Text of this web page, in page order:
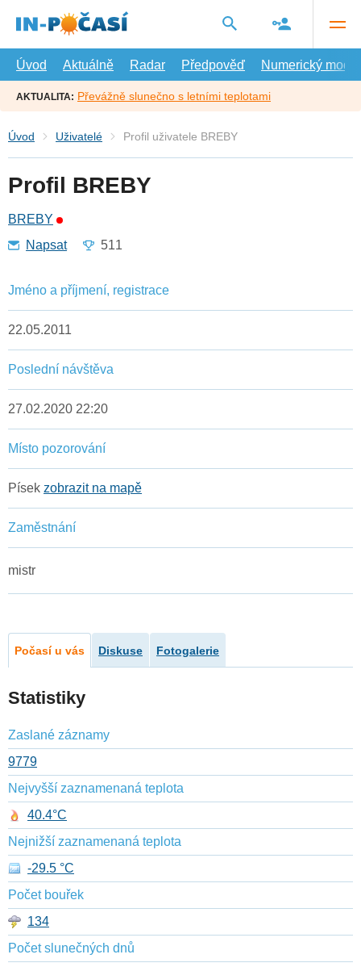
hlavní
Úvod
Aktuálně Radar Předpověď Numerický model
AKTUALITA: Převážně slunečno s letními teplotami
Úvod Uživatelé Profil uživatele BREBY
Profil BREBY
BREBY
Napsat
511
Jméno a příjmení, registrace
22.05.2011
Poslední návštěva
27.02.2020 22:20
Místo pozorování
Písek zobrazit na mapě
Zaměstnání
mistr
Počasí u vás Diskuse Fotogalerie
Statistiky
Zaslané záznamy
9779
Nejvyšší zaznamenaná teplota
40.4°C
Nejnižší zaznamenaná teplota
-29.5 °C
Počet bouřek
134
Počet slunečných dnů